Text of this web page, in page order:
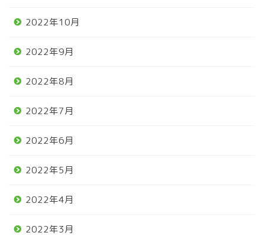
2022年10月
2022年9月
2022年8月
2022年7月
2022年6月
2022年5月
2022年4月
2022年3月